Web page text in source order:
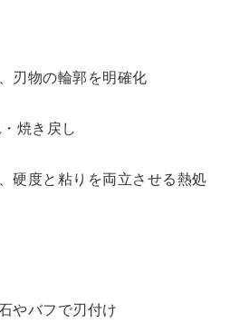
刃物の輪郭を明確化
焼き戻し
硬度と粘りを両立させる熱処
やバフで刃付け